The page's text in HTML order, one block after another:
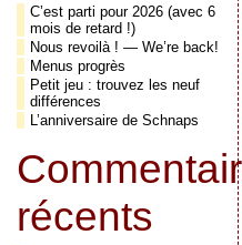
C’est parti pour 2026 (avec 6
mois de retard !)
Nous revoilà ! — We’re back!
Menus progrès
Petit jeu : trouvez les neuf
différences
L’anniversaire de Schnaps
récents